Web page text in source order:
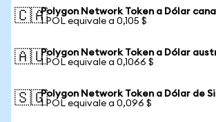
🇨🇦Polygon Network Token a Dólar
1 POL equivale a 0,105 $
🇦🇺Polygon Network Token a Dólar
1 POL equivale a 0,1066 $
🇸🇬Polygon Network Token a Dólar de
1 POL equivale a 0,096 $